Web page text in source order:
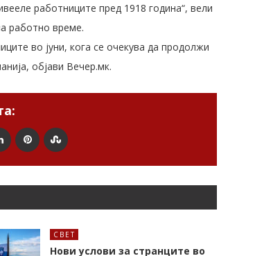
работниците пред 1918 година“, вели
работно време.
во јуни, кога се очекува да продолжи
објави Вечер.мк.
СВЕТ
Нови услови за странците во